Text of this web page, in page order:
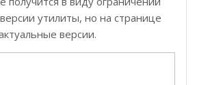
утилиты, но на странице
версии.